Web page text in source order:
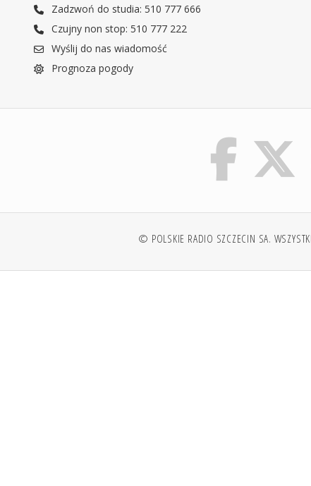
Zadzwoń do studia: 510 777 666
Czujny non stop: 510 777 222
Wyślij do nas wiadomość
Prognoza pogody
© POLSKIE RADIO SZCZECIN SA.